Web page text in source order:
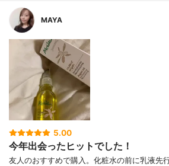
MAYA
5.00
今年出会ったヒットでした！
友人のおすすめで購入。化粧水の前に乳液先